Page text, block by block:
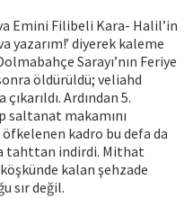
Emini Filibeli Kara- Halil’in
yazarım!’ diyerek kaleme
Sarayı’nın Feriye
öldürüldü; veliahd
Ardından 5.
saltanat makamını
kadro bu defa da
tahttan indirdi. Mithat
kalan şehzade
sır değil.